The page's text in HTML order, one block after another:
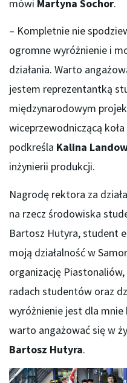
mówi Martyna Sochor.
– Kompletnie nie
ogromne wyróżnienie i
działania. Warto
jestem reprezentantką
międzynarodowym
wiceprzewodniczącą
podkreśla Kalina
inżynierii produkcji.
Nagrodę rektora za
na rzecz środowiska
Bartosz Hutyra, student
moją działalność w
organizację
radach studentów oraz
wyróżnienie jest dla mnie
warto angażować się w
Bartosz Hutyra.